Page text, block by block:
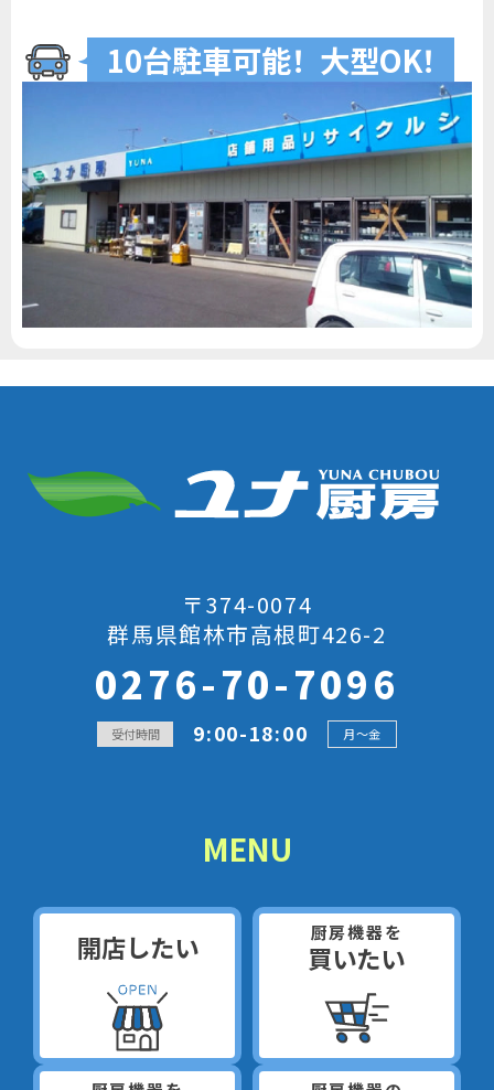
10台駐車可能！ 大型OK！
〒374-0074
群馬県館林市高根町426-2
0276-70-7096
受付時間 9:00-18:00 月～金
MENU
開店したい 厨房機器を
買いたい